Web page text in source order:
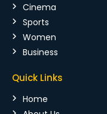
Cinema
Sports
Women
Business
Quick Links
Home